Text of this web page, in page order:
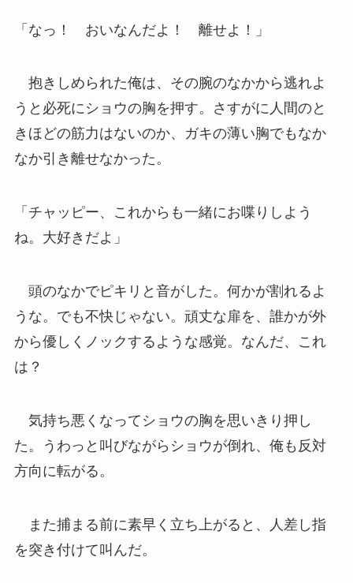
「なっ！ おいなんだよ！ 離せよ！」
抱きしめられた俺は、その腕のなかから逃れよ
うと必死にショウの胸を押す。さすがに人間のと
きほどの筋力はないのか、ガキの薄い胸でもなか
なか引き離せなかった。
「チャッピー、これからも一緒にお喋りしよう
ね。大好きだよ」
頭のなかでピキリと音がした。何かが割れるよ
うな。でも不快じゃない。頑丈な扉を、誰かが外
から優しくノックするような感覚。なんだ、これ
は？
気持ち悪くなってショウの胸を思いきり押し
た。うわっと叫びながらショウが倒れ、俺も反対
方向に転がる。
また捕まる前に素早く立ち上がると、人差し指
を突き付けて叫んだ。